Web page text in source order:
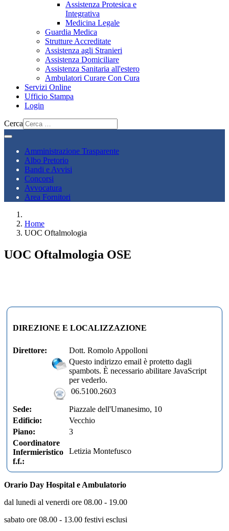
Assistenza Protesica e
Integrativa
Medicina Legale
Guardia Medica
Strutture Accreditate
Assistenza agli Stranieri
Assistenza Domiciliare
Assistenza Sanitaria all'estero
Ambulatori Curare Con Cura
Servizi Online
Ufficio Stampa
Login
Cerca
Amministrazione Trasparente
Albo Pretorio
Bandi e Avvisi
Concorsi
Avvocatura
Area Fornitori
Home
UOC Oftalmologia
UOC Oftalmologia OSE
DIREZIONE E LOCALIZZAZIONE
Direttore:
Dott. Romolo Appolloni
Questo indirizzo email è protetto dagli
spambots. È necessario abilitare JavaScript
per vederlo.
06.5100.2603
Sede:
Piazzale dell'Umanesimo, 10
Edificio:
Vecchio
Piano:
3
Coordinatore
Infermieristico
f.f.:
Letizia Montefusco
Orario Day Hospital e Ambulatorio
dal lunedi al venerdi ore 08.00 - 19.00
sabato ore 08.00 - 13.00 festivi esclusi